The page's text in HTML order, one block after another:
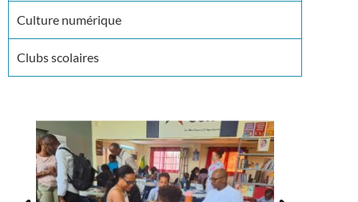
Culture numérique
Clubs scolaires